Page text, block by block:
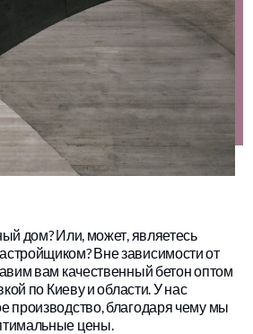
дом? Или, может, являетесь
Вне зависимости от
вам качественный бетон оптом
по Киеву и области. У нас
производство, благодаря чему мы
цены.